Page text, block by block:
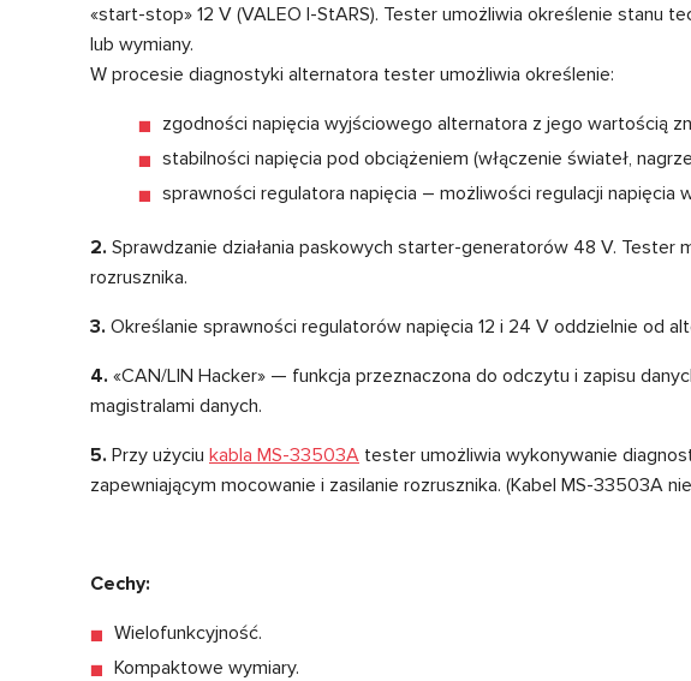
«start-stop» 12 V (VALEO I-StARS). Tester umożliwia określenie stanu
lub wymiany.
W procesie diagnostyki alternatora tester umożliwia określenie:
zgodności napięcia wyjściowego alternatora z jego wartością
stabilności napięcia pod obciążeniem (włączenie świateł,
sprawności regulatora napięcia – możliwości regulacji napięcia
2. Sprawdzanie działania paskowych starter-generatorów 48 V.
rozrusznika.
3. Określanie sprawności regulatorów napięcia 12 i 24 V oddzielnie od
4. «CAN/LIN Hacker» — funkcja przeznaczona do odczytu i zapisu
magistralami danych.
5. Przy użyciu kabla MS-33503A tester umożliwia wykonywanie
zapewniającym mocowanie i zasilanie rozrusznika. (Kabel MS-33503A
Cechy:
Wielofunkcyjność.
Kompaktowe wymiary.